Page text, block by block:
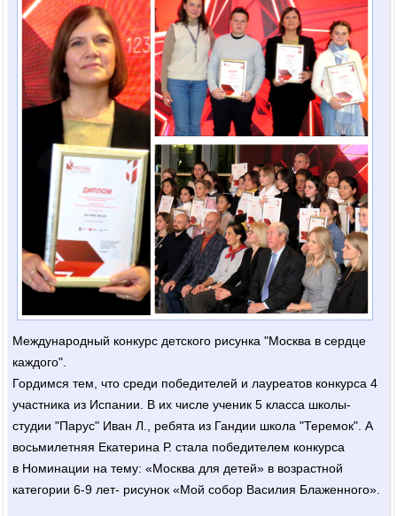
Международный конкурс детского рисунка "Москва в сердце
каждого".
Гордимся тем, что среди победителей и лауреатов конкурса 4
участника из Испании. В их числе ученик 5 класса школы-
студии "Парус" Иван Л., ребята из Гандии школа "Теремок". А
восьмилетняя Екатерина Р. стала победителем конкурса
в Номинации на тему: «Москва для детей» в возрастной
категории 6-9 лет- рисунок «Мой собор Василия Блаженного».